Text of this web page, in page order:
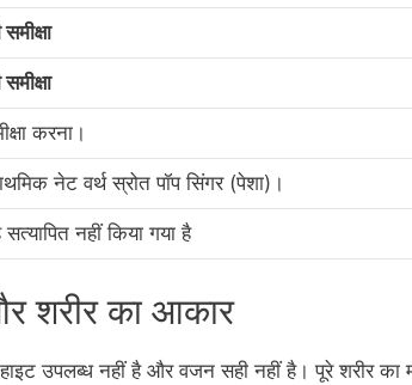
करना।
नेट वर्थ स्रोत पॉप सिंगर (पेशा)।
सत्यापित नहीं किया गया है
शरीर का आकार
उपलब्ध नहीं है और वजन सही नहीं है। पूरे शरीर का